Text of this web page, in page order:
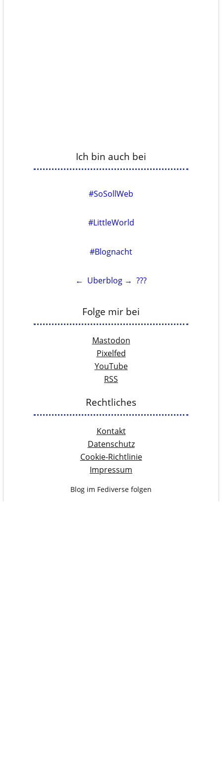
Ich bin auch bei
#SoSollWeb
#LittleWorld
#Blognacht
← Uberblog → ???
Folge mir bei
Mastodon
Pixelfed
YouTube
RSS
Rechtliches
Kontakt
Datenschutz
Cookie-Richtlinie
Impressum
Blog im Fediverse folgen